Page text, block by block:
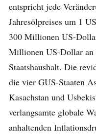
entspricht jede
Jahresölpreises um 1
300 Millionen US-
Millionen US-Dollar an
Staatshaushalt. Die
die vier GUS-Staaten
Kasachstan und
verlangsamte globale
anhaltenden